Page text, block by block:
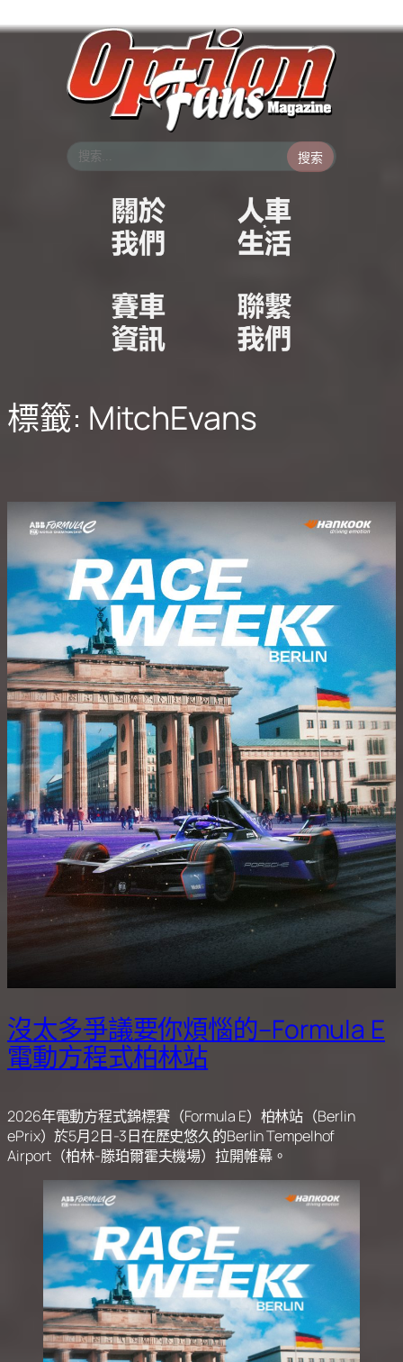
跳
搜索
標籤: MitchEvans
沒太多爭議要你煩惱的–Formula E
電動方程式柏林站
2026年電動方程式錦標賽（Formula E）柏林站（Berlin
ePrix）於5月2日-3日在歷史悠久的Berlin Tempelhof
Airport（柏林-滕珀爾霍夫機場）拉開帷幕。